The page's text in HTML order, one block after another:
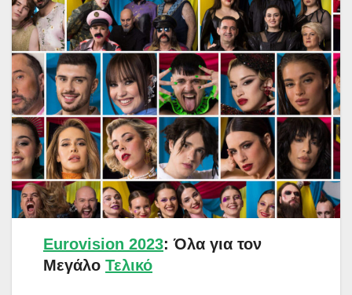
Eurovision 2023: Όλα για τον
Μεγάλο Τελικό